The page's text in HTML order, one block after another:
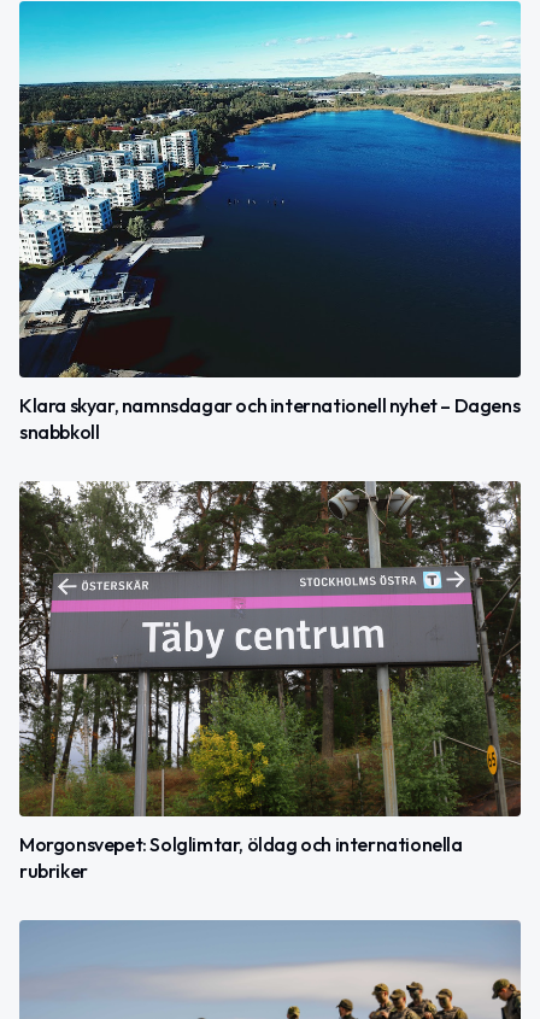
Klara skyar, namnsdagar och internationell nyhet – Dagens
snabbkoll
Morgonsvepet: Solglimtar, öldag och internationella
rubriker